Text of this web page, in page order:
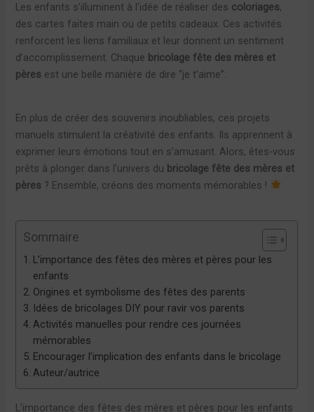
Les enfants s’illuminent à l’idée de réaliser des coloriages,
des cartes faites main ou de petits cadeaux. Ces activités
renforcent les liens familiaux et leur donnent un sentiment
d’accomplissement. Chaque bricolage fête des mères et
pères est une belle manière de dire “je t’aime”.
En plus de créer des souvenirs inoubliables, ces projets
manuels stimulent la créativité des enfants. Ils apprennent à
exprimer leurs émotions tout en s’amusant. Alors, êtes-vous
prêts à plonger dans l’univers du bricolage fête des mères et
pères ? Ensemble, créons des moments mémorables !
Sommaire
L’importance des fêtes des mères et pères pour les
enfants
Origines et symbolisme des fêtes des parents
Idées de bricolages DIY pour ravir vos parents
Activités manuelles pour rendre ces journées
mémorables
Encourager l’implication des enfants dans le bricolage
Auteur/autrice
L’importance des fêtes des mères et pères pour les enfants